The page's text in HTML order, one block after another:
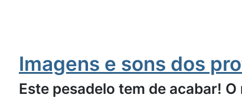
Imagens e sons dos
Este pesadelo tem de acabar!